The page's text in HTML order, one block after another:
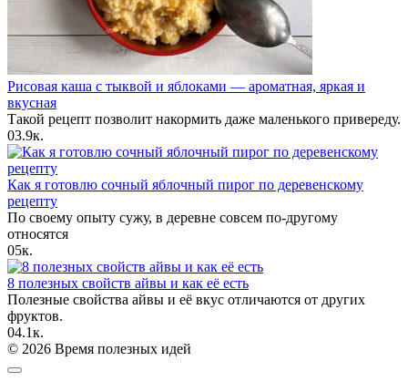
Рисовая каша с тыквой и яблоками — ароматная, яркая и
вкусная
Такой рецепт позволит накормить даже маленького привереду.
03.9к.
Как я готовлю сочный яблочный пирог по деревенскому
рецепту
По своему опыту сужу, в деревне совсем по-другому
относятся
05к.
8 полезных свойств айвы и как её есть
Полезные свойства айвы и её вкус отличаются от других
фруктов.
04.1к.
© 2026 Время полезных идей